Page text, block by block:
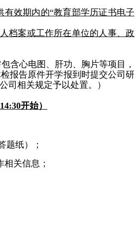
效期内的“教育部学历证书电子
档案或工作所在单位的人事、政
含心电图、肝功、胸片等项目，
报告原件开学报到时提交公司研
司相关规定予以处置。）
30开始）
题纸）；
关信息；